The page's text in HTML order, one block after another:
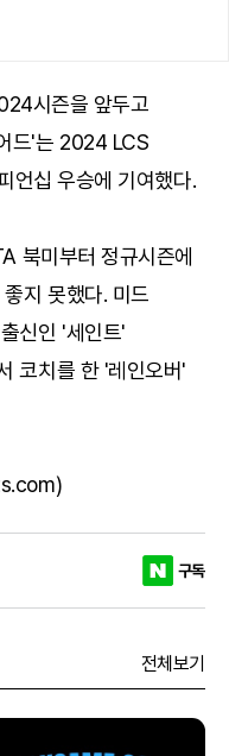
시즌을 앞두고
드'는 2024 LCS
언십 우승에 기여했다.
북미부터 정규시즌에
지 못했다. 미드
신인 '세인트'
코치를 한 '레인오버'
구독
전체보기